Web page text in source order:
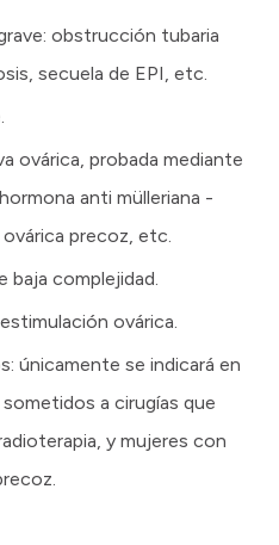
obstrucción tubaria
secuela de EPI, etc.
ovárica, probada mediante
anti mülleriana -
precoz, etc.
baja complejidad.
ovárica.
únicamente se indicará en
a cirugías que
y mujeres con